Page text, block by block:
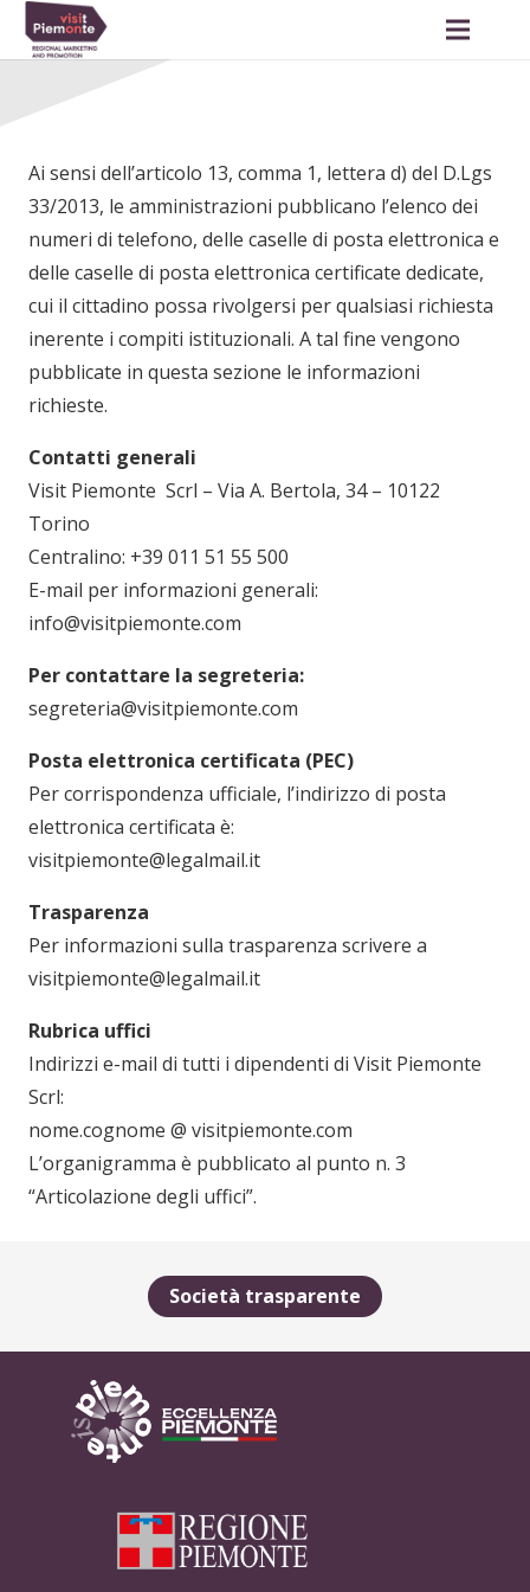
Ai sensi dell’articolo 13, comma 1, lettera d) del D.Lgs
33/2013, le amministrazioni pubblicano l’elenco dei
numeri di telefono, delle caselle di posta elettronica e
delle caselle di posta elettronica certificate dedicate,
cui il cittadino possa rivolgersi per qualsiasi richiesta
inerente i compiti istituzionali. A tal fine vengono
pubblicate in questa sezione le informazioni
richieste.
Contatti generali
Visit Piemonte Scrl – Via A. Bertola, 34 – 10122
Torino
Centralino: +39 011 51 55 500
E-mail per informazioni generali:
info@visitpiemonte.com
Per contattare la segreteria:
segreteria@visitpiemonte.com
Posta elettronica certificata (PEC)
Per corrispondenza ufficiale, l’indirizzo di posta
elettronica certificata è:
visitpiemonte@legalmail.it
Trasparenza
Per informazioni sulla trasparenza scrivere a
visitpiemonte@legalmail.it
Rubrica uffici
Indirizzi e-mail di tutti i dipendenti di Visit Piemonte
Scrl:
nome.cognome @ visitpiemonte.com
L’organigramma è pubblicato al punto n. 3
“Articolazione degli uffici”.
Società trasparente